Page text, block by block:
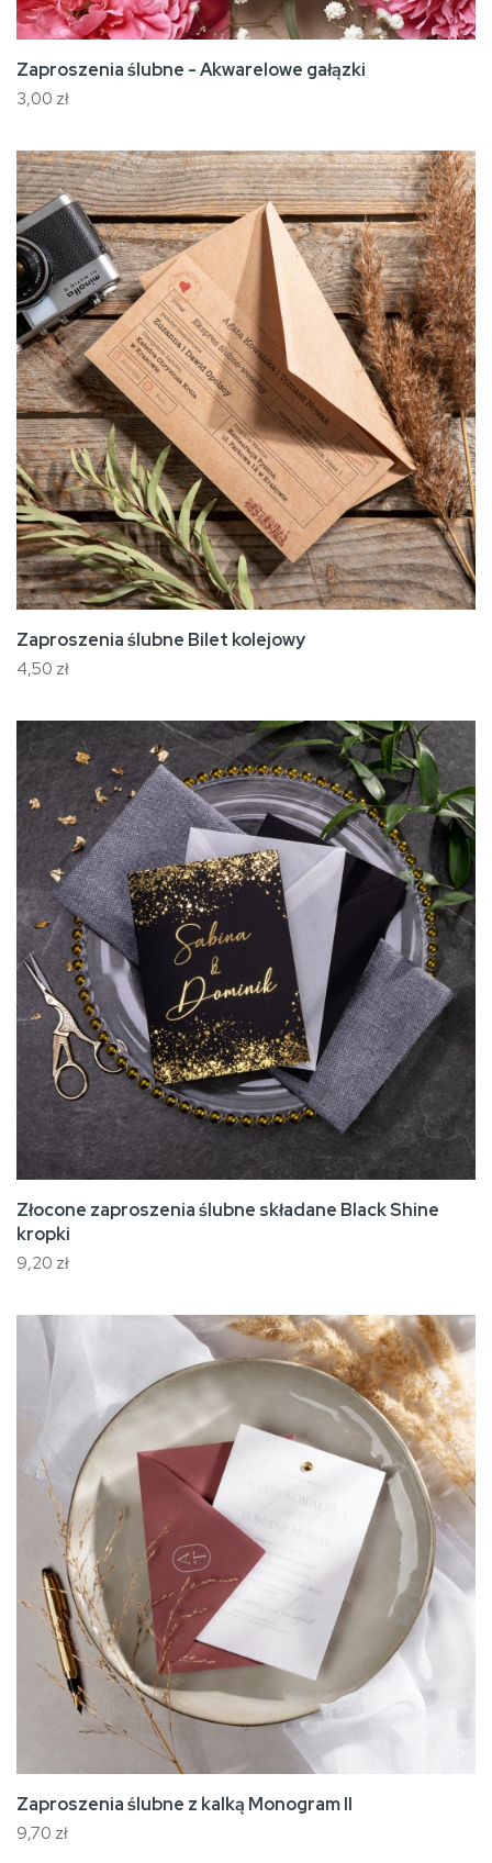
Zaproszenia ślubne - Akwarelowe gałązki
3,00 zł
Zaproszenia ślubne Bilet kolejowy
4,50 zł
Złocone zaproszenia ślubne składane Black Shine
kropki
9,20 zł
Zaproszenia ślubne z kalką Monogram II
9,70 zł